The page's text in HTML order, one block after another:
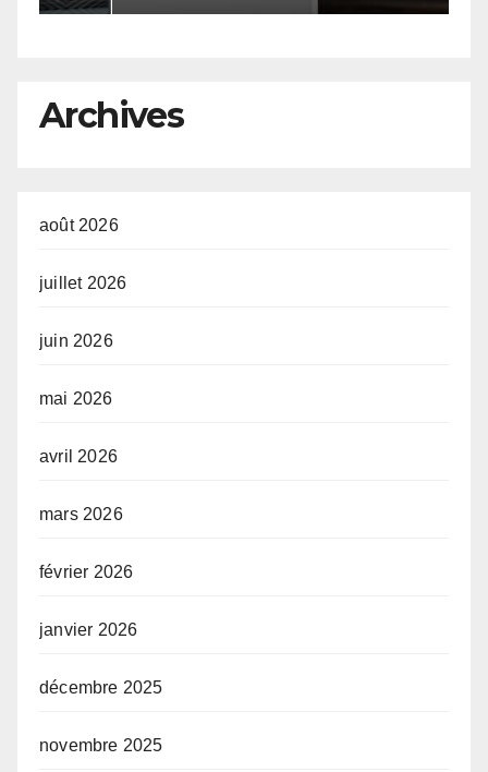
Archives
août 2026
juillet 2026
juin 2026
mai 2026
avril 2026
mars 2026
février 2026
janvier 2026
décembre 2025
novembre 2025